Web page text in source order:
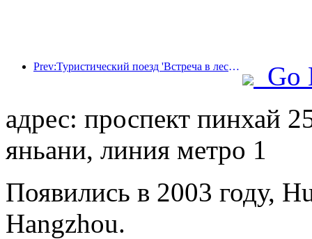
Prev:Туристический поезд 'Встреча в лесу Хулунбуир - Экспресс Дасинганлин - Поезд 'Звездный свет' - Путешествие в Тяньи' совершает свой первый рейс.
Go
адрес: проспект пинхай
яньани, линия метро 1
Появились в 2003 году,
Hangzhou.